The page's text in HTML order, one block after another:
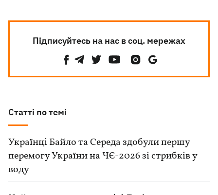
Підписуйтесь на нас в соц. мережах
Статті по темі
Українці Байло та Середа здобули першу
перемогу України на ЧЄ-2026 зі стрибків у
воду